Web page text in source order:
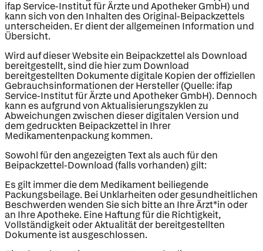
ifap Service-Institut für Ärzte und Apotheker GmbH) und
kann sich von den Inhalten des Original-Beipackzettels
unterscheiden. Er dient der allgemeinen Information und
Übersicht.
Wird auf dieser Website ein Beipackzettel als Download
bereitgestellt, sind die hier zum Download
bereitgestellten Dokumente digitale Kopien der offiziellen
Gebrauchsinformationen der Hersteller (Quelle: ifap
Service-Institut für Ärzte und Apotheker GmbH). Dennoch
kann es aufgrund von Aktualisierungszyklen zu
Abweichungen zwischen dieser digitalen Version und
dem gedruckten Beipackzettel in Ihrer
Medikamentenpackung kommen.
Sowohl für den angezeigten Text als auch für den
Beipackzettel-Download (falls vorhanden) gilt:
Es gilt immer die dem Medikament beiliegende
Packungsbeilage. Bei Unklarheiten oder gesundheitlichen
Beschwerden wenden Sie sich bitte an Ihre Ärzt*in oder
an Ihre Apotheke. Eine Haftung für die Richtigkeit,
Vollständigkeit oder Aktualität der bereitgestellten
Dokumente ist ausgeschlossen.